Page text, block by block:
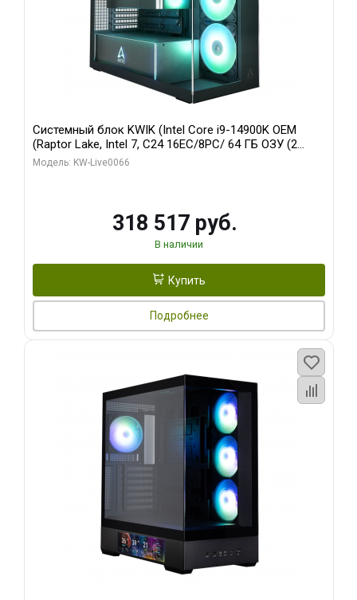
Системный блок KWIK (Intel Core i9-14900K OEM
(Raptor Lake, Intel 7, C24 16EC/8PC/ 64 ГБ ОЗУ (2
модуля)/ Gigabyte RTX5080 XTREME WATERFORCE
Модель: KW-Live0066
318 517 руб.
В наличии
Купить
Подробнее